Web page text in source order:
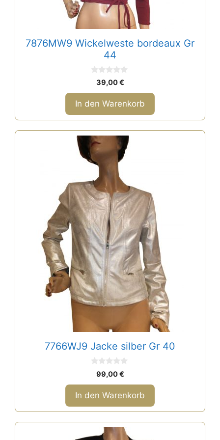
7876MW9 Wickelweste bordeaux Gr
44
o
n
5
39,00€
In den Warenkorb
7766WJ9 Jacke silber Gr 40
o
n
5
99,00€
In den Warenkorb